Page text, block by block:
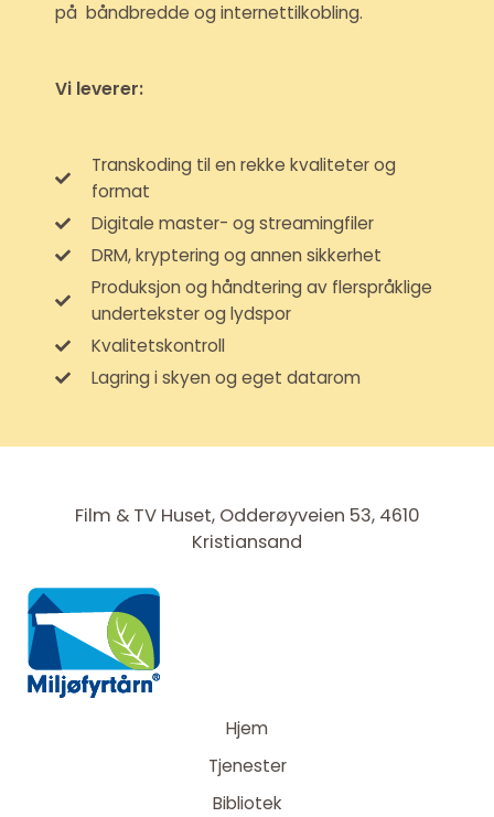
på båndbredde og internettilkobling.
Vi leverer:
Transkoding til en rekke kvaliteter og
format
Digitale master- og streamingfiler
DRM, kryptering og annen sikkerhet
Produksjon og håndtering av flerspråklige
undertekster og lydspor
Kvalitetskontroll
Lagring i skyen og eget datarom
Film & TV Huset, Odderøyveien 53, 4610
Kristiansand
Hjem
Tjenester
Bibliotek